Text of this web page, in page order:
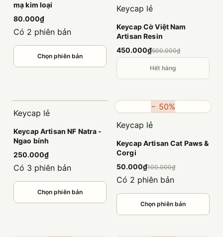
mạ kim loại
80.000₫
Có 2 phiên bản
Chọn phiên bản
Keycap lẻ
Keycap Cờ Việt Nam
Artisan Resin
450.000₫500.000₫
Hết hàng
Keycap lẻ
Keycap Artisan NF Natra -
Ngao bính
250.000₫
Có 3 phiên bản
Chọn phiên bản
− 50%
Keycap lẻ
Keycap Artisan Cat Paws &
Corgi
50.000₫100.000₫
Có 2 phiên bản
Chọn phiên bản